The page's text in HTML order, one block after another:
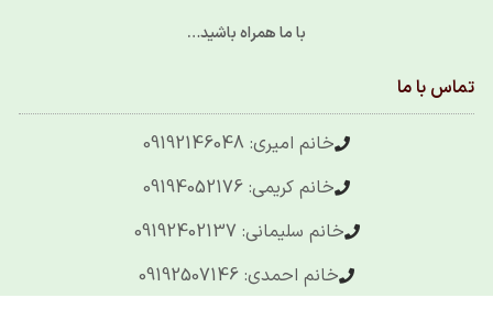
با ما همراه باشید…
تماس با ما
خانم امیری: 09192146048
خانم کریمی: 09194052176
خانم سلیمانی: 09192402137
خانم احمدی: 09192507146